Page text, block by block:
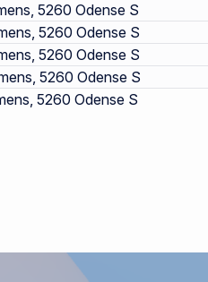
5260 Odense S
5260 Odense S
5260 Odense S
5260 Odense S
5260 Odense S